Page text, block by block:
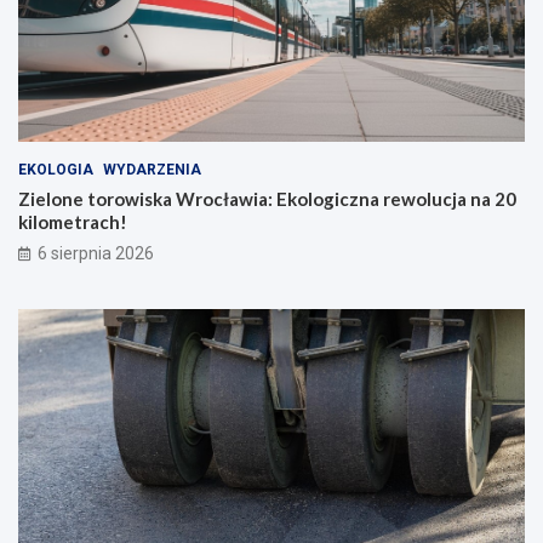
d
l
a
b
o
h
t
e
r
ó
o
d
z
e
n
n
o
ś
c
EKOLOGIA WYDARZENIA
Zielone torowiska Wrocławia: Ekologiczna rewolucja na 20
kilometrach!
6 sierpnia 2026